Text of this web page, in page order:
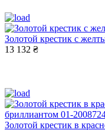
Золотой крестик с
13 132 ₴
Золотой крестик в